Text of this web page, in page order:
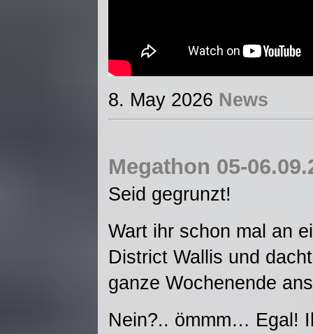
8. May 2026 News
Megathon 05-
Seid gegrunzt!
Wart ihr schon mal an
District Wallis und
ganze Wochenende
Nein?.. ömmm… Egal!